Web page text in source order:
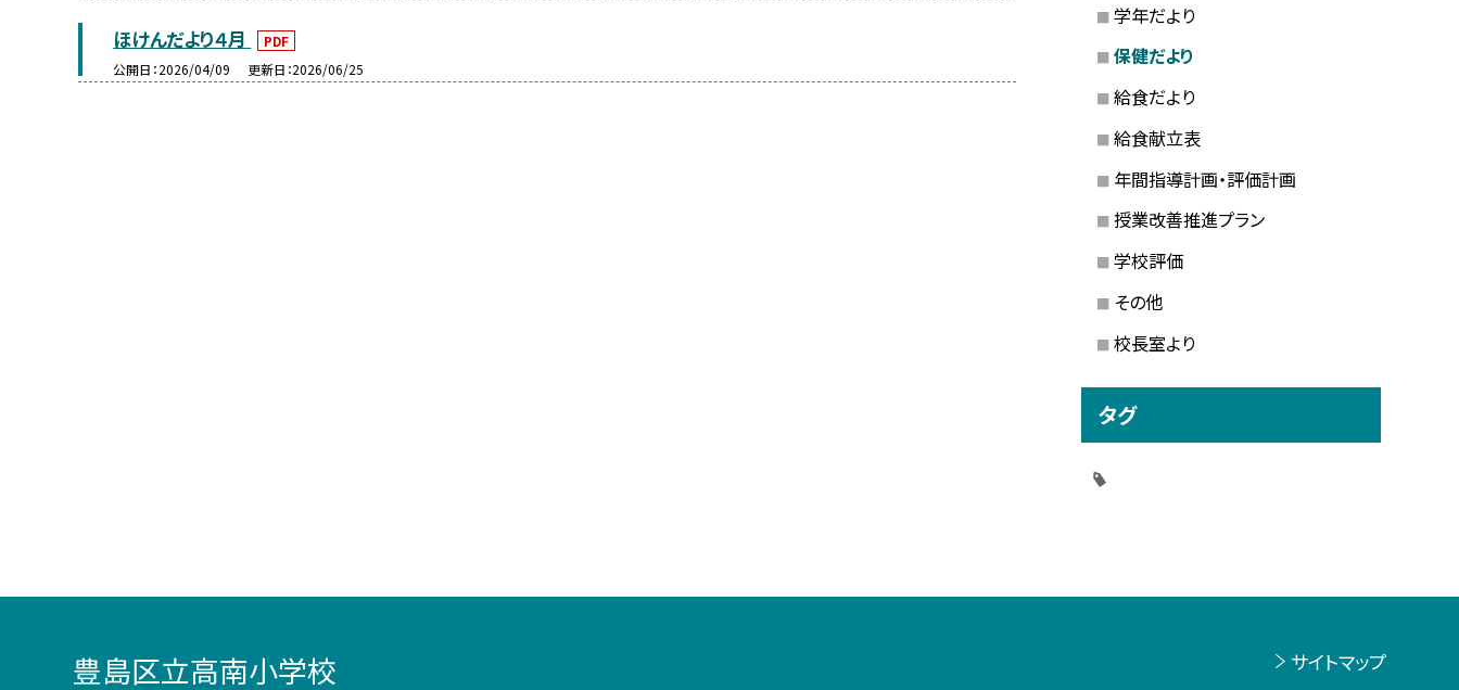
ほけんだより４月
PDF
公開日 2026/04/09 更新日 2026/06/25
学年だより
保健だより
給食だより
給食献立表
年間指導計画・評価計画
授業改善推進プラン
学校評価
その他
校長室より
タグ
豊島区立高南小学校 サイトマップ